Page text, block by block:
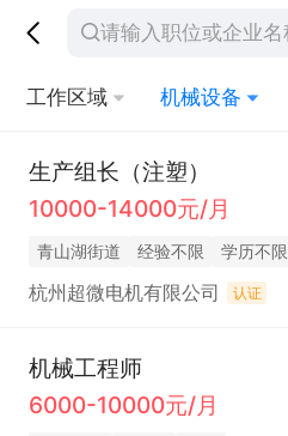
工作区域 机械设备
生产组长（注塑）
10000-14000元/月
青山湖街道 经验不限 学历不限
杭州超微电机有限公司 认证
机械工程师
6000-10000元/月